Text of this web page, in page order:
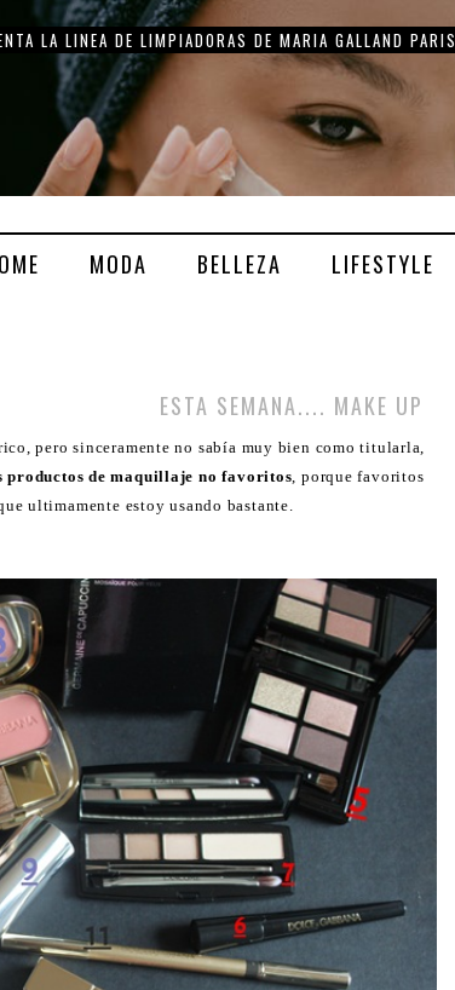
UN SET MUY ESPECIAL DE MARIA GALLAND PARIS
MODA BELLEZA LIFESTYLE
ESTA SEMANA.... MAKE UP
pero sinceramente no sabía muy bien como titularla,
productos de maquillaje no favoritos , porque favoritos
ultimamente estoy usando bastante.